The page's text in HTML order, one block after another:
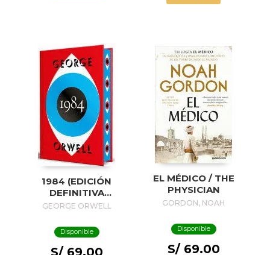
1984 (EDICIÓN
DEFINITIVA
AVALADA POR THE
(EDICIÓN ESPECIAL
LIMITADA CON
CANTOS
GEORGE ORWELL
Disponible
S/ 69.00
EL MÉDICO / THE
PHYSICIAN
GORDON, NOAH
Disponible
S/ 69.00